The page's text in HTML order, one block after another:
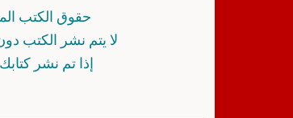
حقوق الكتب
لا يتم نشر الكتب
إذا تم نشر